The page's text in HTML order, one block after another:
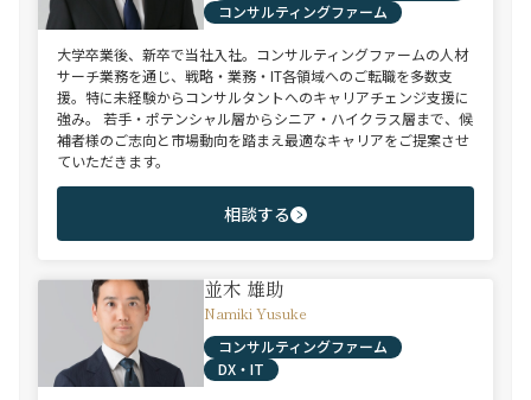
コンサルティングファーム
大学卒業後、新卒で当社入社。コンサルティングファームの人材
サーチ業務を通じ、戦略・業務・IT各領域へのご転職を多数支
援。特に未経験からコンサルタントへのキャリアチェンジ支援に
強み。 若手・ポテンシャル層からシニア・ハイクラス層まで、候
補者様のご志向と市場動向を踏まえ最適なキャリアをご提案させ
ていただきます。
相談する
並木 雄助
Namiki Yusuke
コンサルティングファーム
DX・IT